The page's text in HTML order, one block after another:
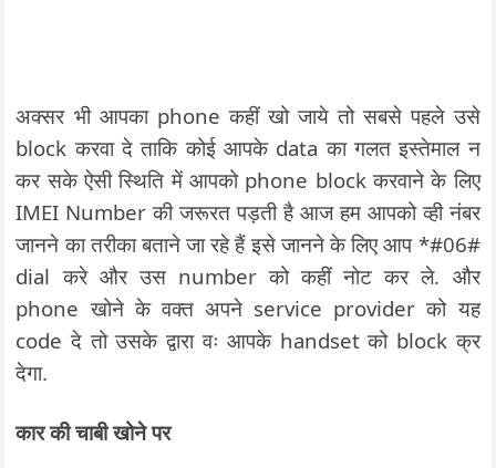
अक्सर भी आपका phone कहीं खो जाये तो सबसे पहले उसे
block करवा दे ताकि कोई आपके data का गलत इस्तेमाल न
कर सके ऐसी स्थिति में आपको phone block करवाने के लिए
IMEI Number की जरूरत पड़ती है आज हम आपको व्ही नंबर
जानने का तरीका बताने जा रहे हैं इसे जानने के लिए आप *#06#
dial करे और उस number को कहीं नोट कर ले. और
phone खोने के वक्त अपने service provider को यह
code दे तो उसके द्वारा वः आपके handset को block क्र
देगा.
कार की चाबी खोने पर